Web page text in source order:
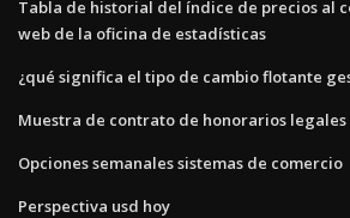
Tabla de historial del índice de precios al
web de la oficina de estadísticas
¿qué significa el tipo de cambio flotante
Muestra de contrato de honorarios legales
Opciones semanales sistemas de comercio
Perspectiva usd hoy